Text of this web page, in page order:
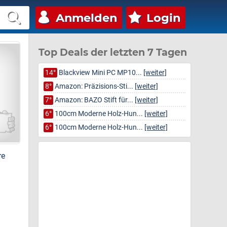
Anmelden Login
Top Deals der letzten 7 Tagen
14° Blackview Mini PC MP10... [weiter]
8° Amazon: Präzisions-Sti... [weiter]
7° Amazon: BAZO Stift für... [weiter]
6° 100cm Moderne Holz-Hun... [weiter]
6° 100cm Moderne Holz-Hun... [weiter]